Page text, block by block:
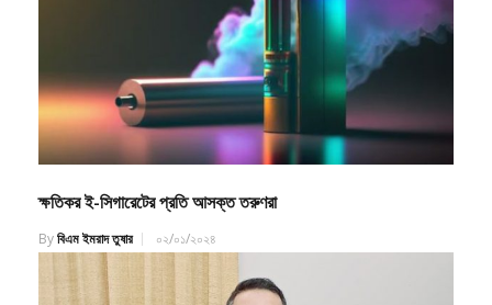
ক্ষতিকর ই-সিগারেটের প্রতি আসক্ত তরুণরা
Byবিএম ইমরাদ তুষার ০২/০১/২০২৪